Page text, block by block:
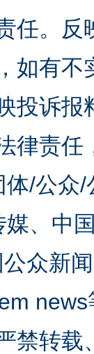
任。
如有
投诉
律责
/公众
、中
众新
禁转